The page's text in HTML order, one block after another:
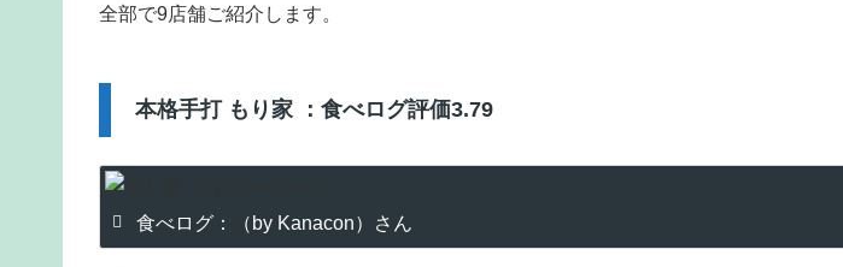
全部で9店舗ご紹介します。
本格手打 もり家 ：食べログ評価3.79
食べログ：（by Kanacon）さん